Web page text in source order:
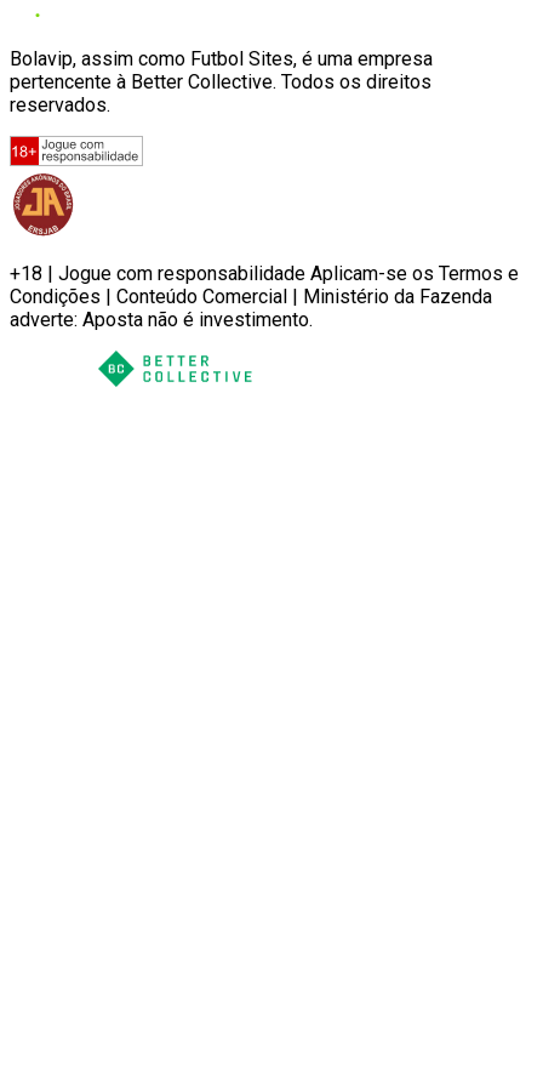
Bolavip, assim como Futbol Sites, é uma empresa
pertencente à Better Collective. Todos os direitos
reservados.
+18 | Jogue com responsabilidade Aplicam-se os Termos e
Condições | Conteúdo Comercial | Ministério da Fazenda
adverte: Aposta não é investimento.